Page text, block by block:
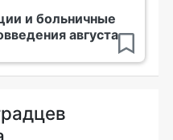
и больничные
августа